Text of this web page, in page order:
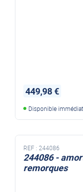
449,98 €
Disponible
REF : 244086
244086 -
remorques